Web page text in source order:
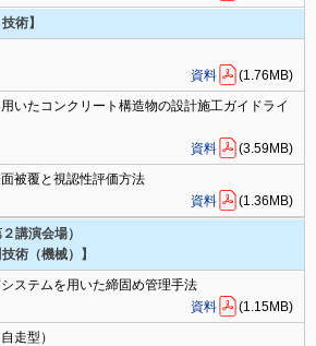
術】
資料
(1.76MB)
いたコンクリート構造物の設計施工ガイドライ
資料
(3.59MB)
被覆と視認性評価方法
資料
(1.36MB)
講演会場）
術（機械）】
ステムを用いた締固め管理手法
資料
(1.15MB)
走型）